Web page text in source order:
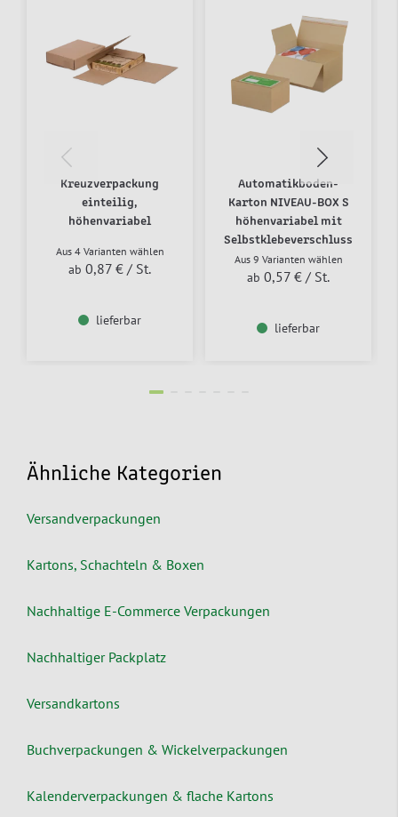
Kreuzverpackung
einteilig,
höhenvariabel
Aus 4 Varianten wählen
ab 0,87 € / St.
lieferbar
Automatikboden-
Karton NIVEAU-BOX S
höhenvariabel mit
Selbstklebeverschluss
Aus 9 Varianten wählen
ab 0,57 € / St.
lieferbar
Ähnliche Kategorien
Versandverpackungen
Kartons, Schachteln & Boxen
Nachhaltige E-Commerce Verpackungen
Nachhaltiger Packplatz
Versandkartons
Buchverpackungen & Wickelverpackungen
Kalenderverpackungen & flache Kartons